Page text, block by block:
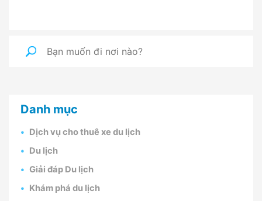
Danh mục
Dịch vụ cho thuê xe du lịch
Du lịch
Giải đáp Du lịch
Khám phá du lịch